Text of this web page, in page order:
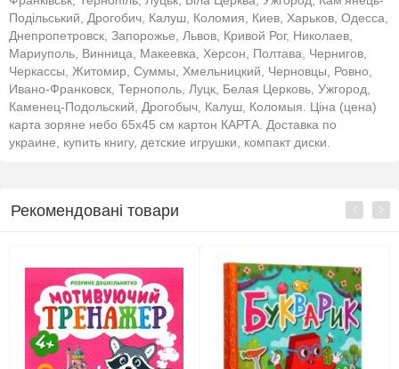
Подільський, Дрогобич, Калуш, Коломия, Киев, Харьков, Одесса,
Днепропетровск, Запорожье, Львов, Кривой Рог, Николаев,
Мариуполь, Винница, Макеевка, Херсон, Полтава, Чернигов,
Черкассы, Житомир, Суммы, Хмельницкий, Черновцы, Ровно,
Ивано-Франковск, Тернополь, Луцк, Белая Церковь, Ужгород,
Каменец-Подольский, Дрогобыч, Калуш, Коломыя. Ціна (цена)
карта зоряне небо 65х45 см картон КАРТА. Доставка по
украине, купить книгу, детские игрушки, компакт диски.
Рекомендовані товари